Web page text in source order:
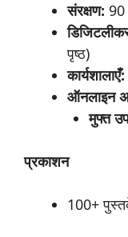
संरक्षण: 90
पृष्ठ)
कार्यशालाएँ:
ऑनलाइन
मुफ्त
प्रकाशन
100+